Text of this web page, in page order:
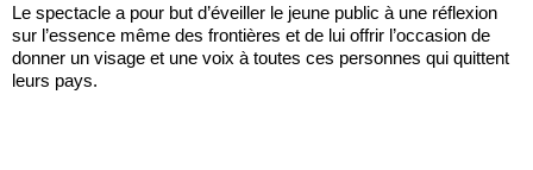
Le spectacle a pour but d’éveiller le jeune public à une réflexion
sur l’essence même des frontières et de lui offrir l’occasion de
donner un visage et une voix à toutes ces personnes qui quittent
leurs pays.